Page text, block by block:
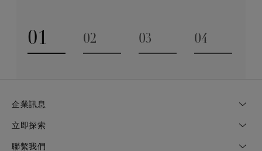
01
Go to slide 1
02
03
04
企業訊息
立即探索
聯繫我們